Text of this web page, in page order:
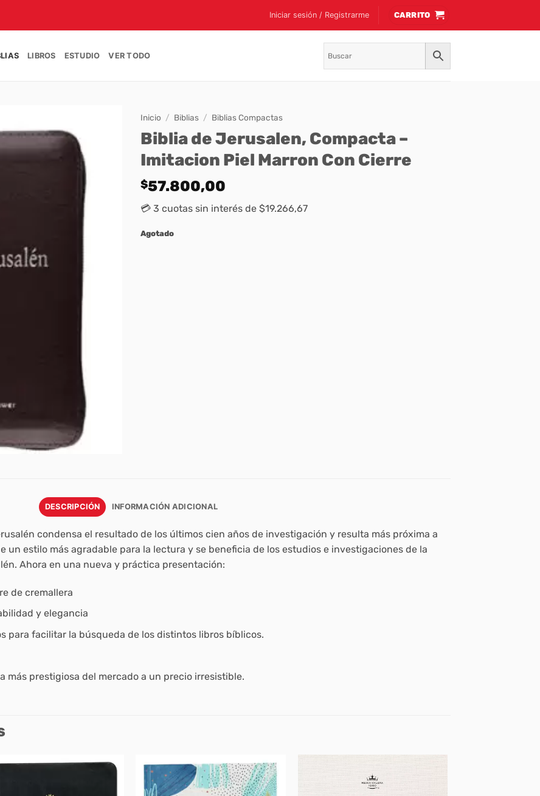
Iniciar sesión / Registrarme CARRITO
LIBROS ESTUDIO VER TODO
Inicio / Biblias / Biblias Compactas
Biblia de Jerusalen, Compacta –
Imitacion Piel Marron Con Cierre
$57.800,00
💳 3 cuotas sin interés de $19.266,67
Agotado
DESCRIPCIÓN INFORMACIÓN ADICIONAL
condensa el resultado de los últimos cien años de investigación y resulta más próxima a
un estilo más agradable para la lectura y se beneficia de los estudios e investigaciones de la
Ahora en una nueva y práctica presentación:
de cremallera
y elegancia
para facilitar la búsqueda de los distintos libros bíblicos.
más prestigiosa del mercado a un precio irresistible.